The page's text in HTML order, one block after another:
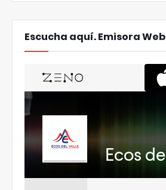
Escucha aquí. Emisora Web